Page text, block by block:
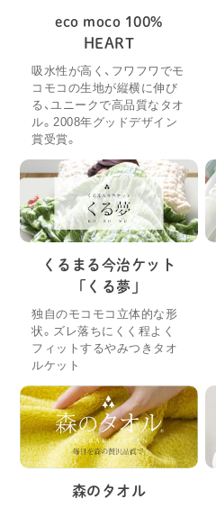
eco moco 100%
HEART
吸水性が高く、フワフワでモ
コモコの生地が縦横に伸び
る、ユニークで高品質なタオ
ル。2008年グッドデザイン
賞受賞。
くるまる今治ケット
「くる夢」
独自のモコモコ立体的な形
状。ズレ落ちにくく程よく
フィットするやみつきタオ
ルケット
森のタオル